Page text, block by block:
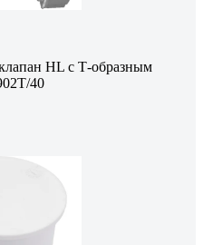
HL с Т-образным
40